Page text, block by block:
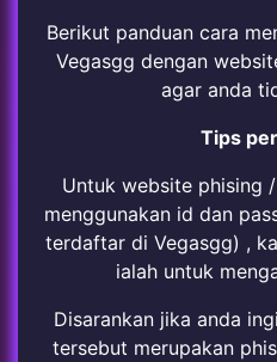
Berikut panduan cara
Vegasgg dengan
agar anda
Tips
Untuk website phising
menggunakan id dan
terdaftar di Vegasgg) ,
ialah untuk
Disarankan jika anda
tersebut merupakan